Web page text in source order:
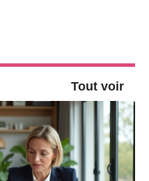
Tout voir